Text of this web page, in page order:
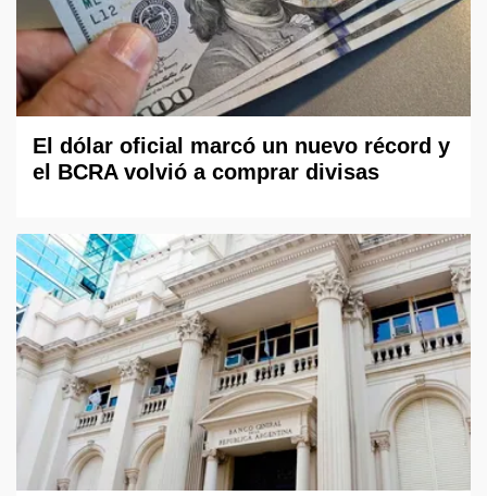
El dólar oficial marcó un nuevo récord y
el BCRA volvió a comprar divisas